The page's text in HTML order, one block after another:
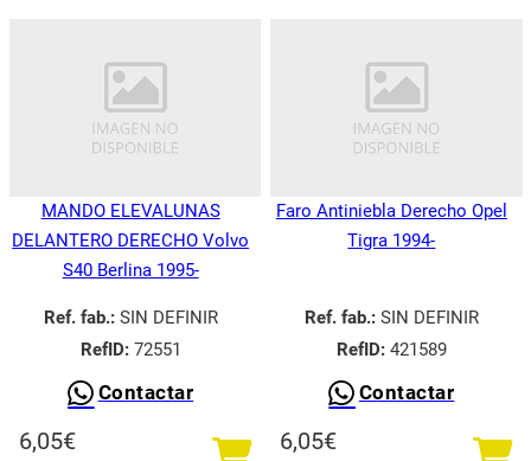
MANDO ELEVALUNAS
DELANTERO DERECHO Volvo
S40 Berlina 1995-
Ref. fab.:SIN DEFINIR
RefID:72551
Contactar
6,05€
Faro Antiniebla Derecho Opel
Tigra 1994-
Ref. fab.:SIN DEFINIR
RefID:421589
Contactar
6,05€